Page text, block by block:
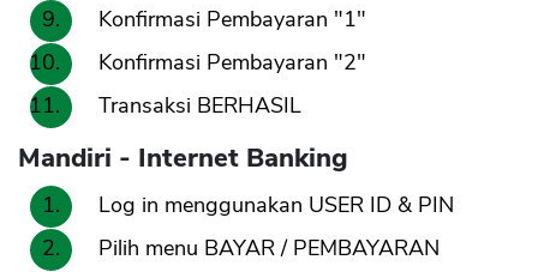
Konfirmasi Pembayaran "1"
Konfirmasi Pembayaran "2"
Transaksi BERHASIL
Mandiri - Internet Banking
Log in menggunakan USER ID & PIN
Pilih menu BAYAR / PEMBAYARAN